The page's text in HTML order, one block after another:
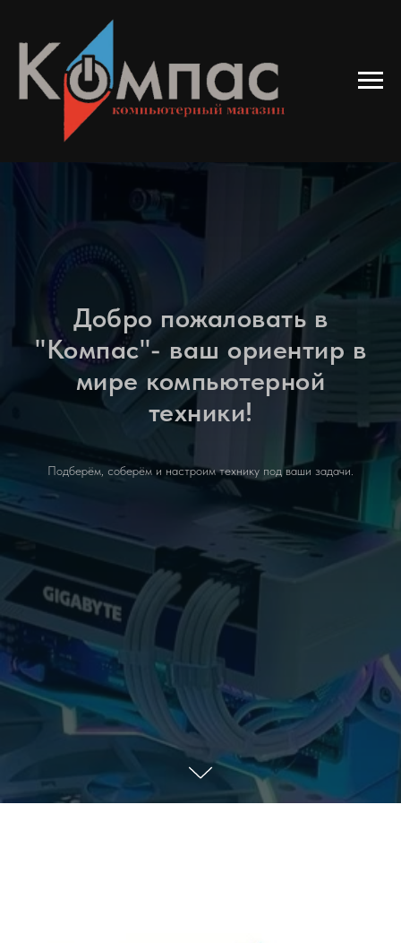
Добро пожаловать в
"Компас"- ваш ориентир в
мире компьютерной
техники!
Подберём, соберём и настроим технику под ваши задачи.